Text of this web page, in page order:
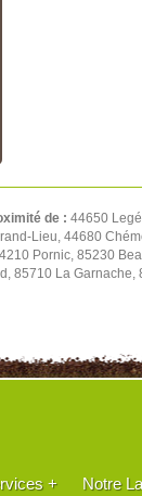
de : 44650
Lieu, 44680
Pornic, 85230
85710 La
+ Notre